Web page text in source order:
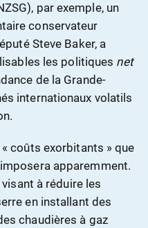
par exemple, un
conservateur
Steve Baker, a
les politiques net
de la Grande-
internationaux volatils
coûts exorbitants » que
apparemment.
à réduire les
en installant des
chaudières à gaz